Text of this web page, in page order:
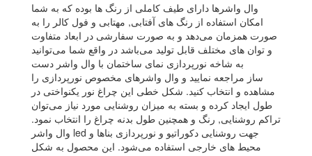
وال واشرها دارای طیف کاملی از رنگ ها بوده که به شما
امکان استفاده از رنگ های آفتابی, مهتابی و فول کالر را به
صورت همزمان می‌دهد و به صورت سفارشی در ابعاد متفاوت
و توان های مختلف قابل تولید می‌باشد در واقع شما می‌توانید
به شاخه نورپردازی نمای ساختمان با وال واشر دست
ساز مراجعه نمایید و وال واشرهای مخصوص نورپردازی را
مشاهده و انتخاب کنید. شکل خطی این چراغ نور یکنواختی در
طول ایجاد کرده و بسته به میزان روشنایی مورد نیاز می‌توان
تراکم روشنایی, رنگ و همچنین طول بدنه چراغ را انتخاب نمود.
وال واشر led جهت روشنایی دکوراتیو و نورپردازی بناها و
محیط های خارجی استفاده می‌شود. این محصول به شکل